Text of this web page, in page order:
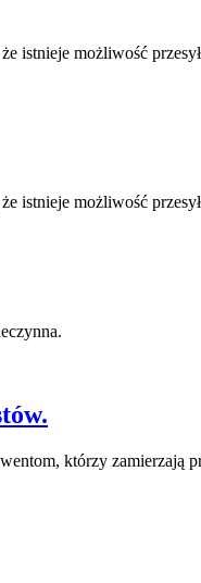
istnieje możliwość
istnieje możliwość
którzy zamierzają